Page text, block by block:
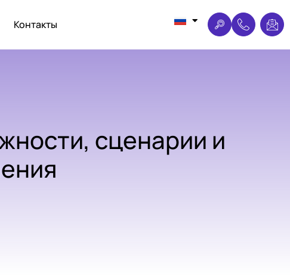
Контакты
сценарии и